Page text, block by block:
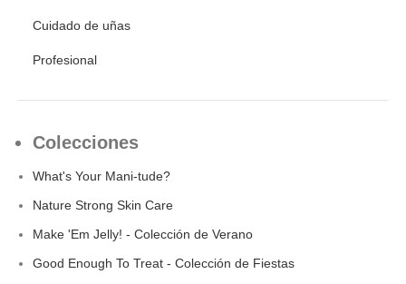
Cuidado de uñas
Profesional
Colecciones
What's Your Mani-tude?
Nature Strong Skin Care
Make 'Em Jelly! - Colección de Verano
Good Enough To Treat - Colección de Fiestas